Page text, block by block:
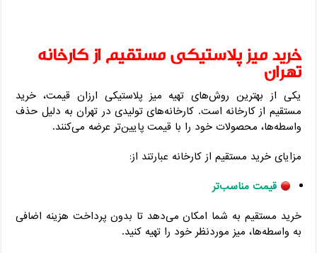
خرید میز پلاستیکی مستقیم از کارخانه
تهران
یکی از بهترین روش‌های تهیه میز پلاستیکی ارزان قیمت، خرید
مستقیم از کارخانه است. کارخانه‌های تولیدی در تهران به دلیل حذف
واسطه‌ها، محصولات خود را با قیمت پایین‌تر عرضه می‌کنند.
مزایای خرید مستقیم از کارخانه عبارتند از:
قیمت مناسب‌تر
خرید مستقیم به شما امکان می‌دهد تا بدون پرداخت هزینه اضافی
به واسطه‌ها، میز موردنظر خود را تهیه کنید.